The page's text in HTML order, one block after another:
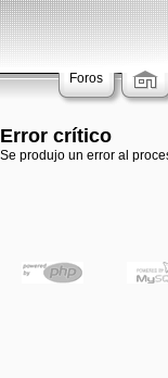
Foros
Error crítico
Se produjo un error al